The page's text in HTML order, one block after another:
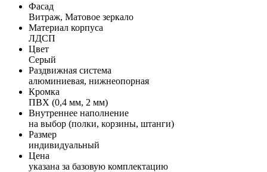
Фасад
Витраж, Матовое зеркало
Материал корпуса
ЛДСП
Цвет
Серый
Раздвижная система
алюминиевая, нижнеопорная
Кромка
ПВХ (0,4 мм, 2 мм)
Внутреннее наполнение
на выбор (полки, корзины, штанги)
Размер
индивидуальный
Цена
указана за базовую комплектацию